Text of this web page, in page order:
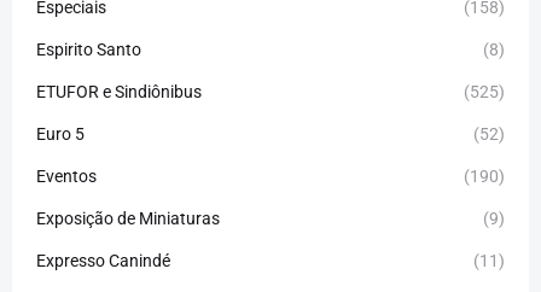
Especiais (158)
Espirito Santo (8)
ETUFOR e Sindiônibus (525)
Euro 5 (52)
Eventos (190)
Exposição de Miniaturas (9)
Expresso Canindé (11)